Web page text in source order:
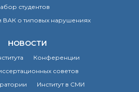
студентов
ВАК о типовых нарушениях
НОВОСТИ
Конференции
советов
Институт в СМИ